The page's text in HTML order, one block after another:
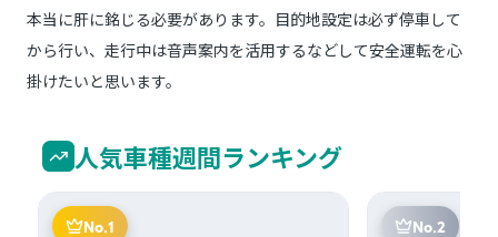
本当に肝に銘じる必要があります。目的地設定は必ず停車して
から行い、走行中は音声案内を活用するなどして安全運転を心
掛けたいと思います。